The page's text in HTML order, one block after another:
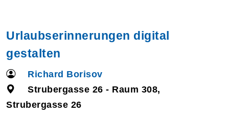
Urlaubserinnerungen digital
gestalten
Richard Borisov
Strubergasse 26 - Raum 308,
Strubergasse 26